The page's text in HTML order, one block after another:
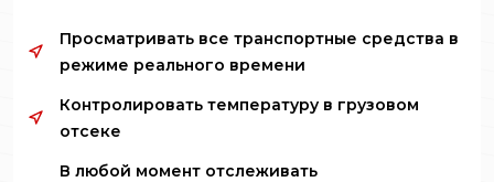
Просматривать все транспортные средства в
режиме реального времени
Контролировать температуру в грузовом
отсеке
В любой момент отслеживать